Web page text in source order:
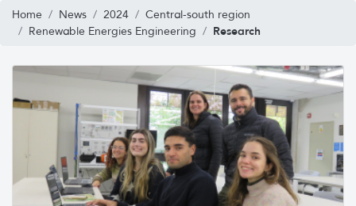
Home News 2024
Central-south region
Renewable Energies Engineering
Research